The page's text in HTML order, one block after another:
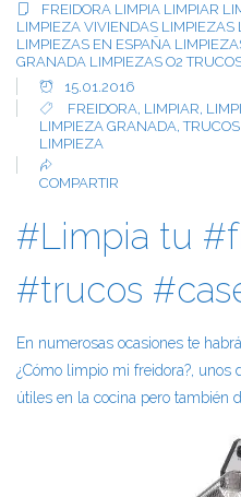
FREIDORA LIMPIA LIMPIAR
LIMPIEZA VIVIENDAS LIMPIEZAS
LIMPIEZAS EN ESPAÑA
GRANADA LIMPIEZAS O2
15.01.2016
FREIDORA, LIMPIAR,
LIMPIEZA GRANADA,
LIMPIEZA
COMPARTIR
#Limpia tu
#trucos
En numerosas ocasiones te
¿Cómo limpio mi freidora?, unos
útiles en la cocina pero también